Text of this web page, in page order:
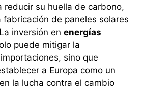
reducir su huella de carbono,
fabricación de paneles solares
inversión en energías
puede mitigar la
sino que
a Europa como un
la lucha contra el cambio